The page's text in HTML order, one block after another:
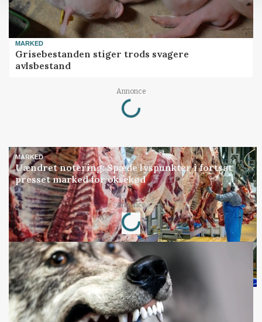
MARKED
Grisebestanden stiger trods svagere
avlsbestand
Annonce
Loading...
MARKED
Uændret notering: Spæde lyspunkter i fortsat
presset marked for oksekød
Annonce
Loading...